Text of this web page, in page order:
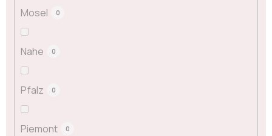
Mosel 0
Nahe 0
Pfalz 0
Piemont 0